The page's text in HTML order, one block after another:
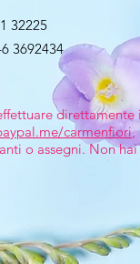
32225
3692434
carmenfiori,
o assegni. Non